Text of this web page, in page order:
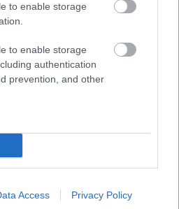
to enable storage
to enable storage
authentication
prevention, and other
Access Privacy Policy
adásában a
filmművészet egyik
januárban elhunyt Tarr